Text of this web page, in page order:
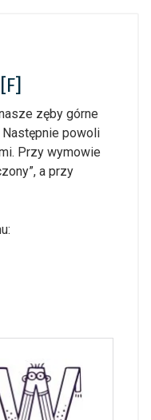
zęby górne
powoli
Przy wymowie
a przy